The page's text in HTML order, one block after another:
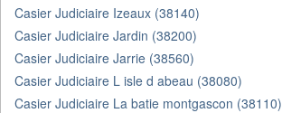
Casier Judiciaire Izeaux (38140)
Casier Judiciaire Jardin (38200)
Casier Judiciaire Jarrie (38560)
Casier Judiciaire L isle d abeau (38080)
Casier Judiciaire La batie montgascon (38110)